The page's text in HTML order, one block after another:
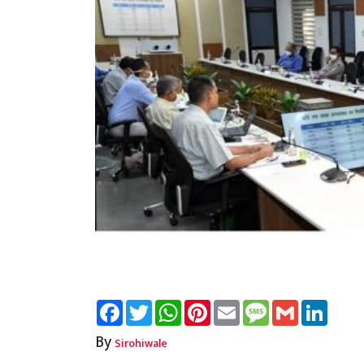
FacebookTwitterWhatsAppPinterest
Email Message
Gmail
By Sirohiwale